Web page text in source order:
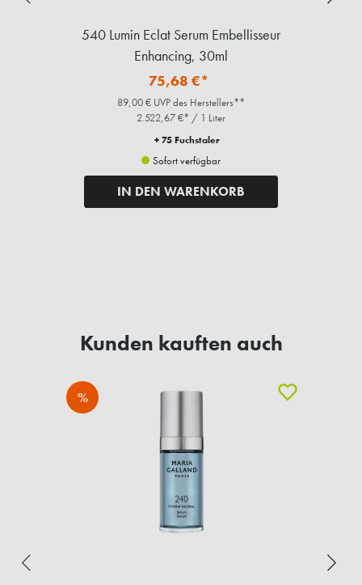
540 Lumin Eclat Serum Embellisseur
Enhancing, 30ml
75,68 €*
89,00 € UVP des Herstellers**
2.522,67 €* / 1 Liter
+ 75 Fuchstaler
Sofort verfügbar
IN DEN WARENKORB
Kunden kauften auch
%